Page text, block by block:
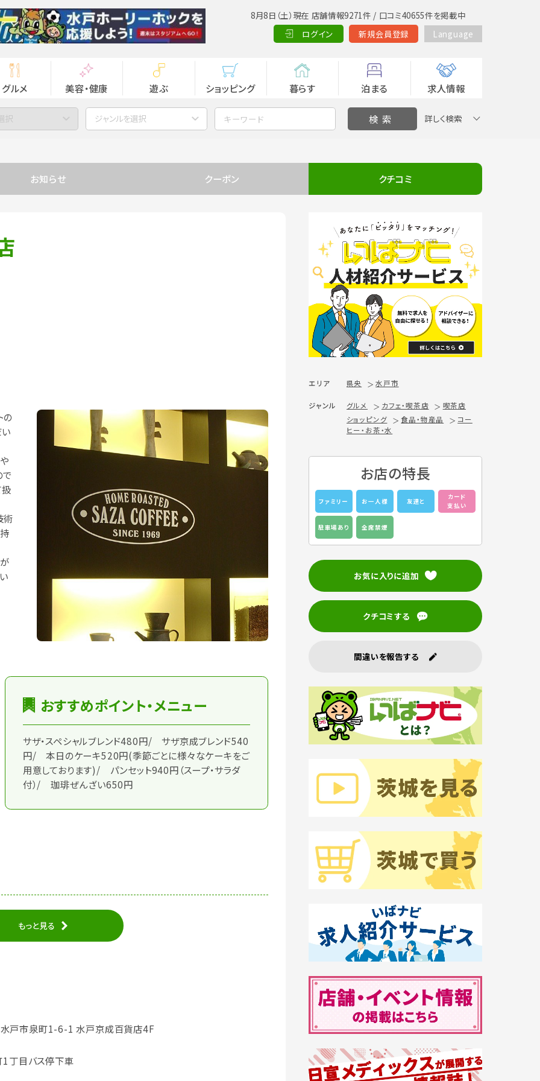
8月8日（土）現在 店舗情報9271件 / 口コミ40655件を掲載中
ログイン
新規会員登録 Language
グルメ 美容・健康 遊ぶ ショッピング 暮らす 泊まる 求人情報
択 ジャンルを選択 詳しく検索
お知らせ クーポン クチコミ
の
術
おすすめポイント・メニュー
サザ・スペシャルブレンド480円/ サザ京成ブレンド540
円/ 本日のケーキ520円(季節ごとに様々なケーキをご
用意しております)/ パンセット940円（スープ・サラダ
付）/ 珈琲ぜんざい650円
もっと見る
戸市泉町1-6-1 水戸京成百貨店4F
丁目バス停下車
エリア 県央 水戸市
ジャンル グルメ カフェ・喫茶店
喫茶店
ショッピング
食品・物産品
コー
ヒー・お茶・水
お店の特長
ファミリー お一人様 友達と
カード
支払い
駐車場あり 全席禁煙
お気に入りに追加
クチコミする
間違いを報告する